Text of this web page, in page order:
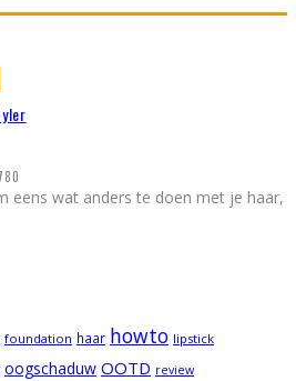
eens wat anders te doen met je haar,
foundation haar howto lipstick
oogschaduw OOTD review